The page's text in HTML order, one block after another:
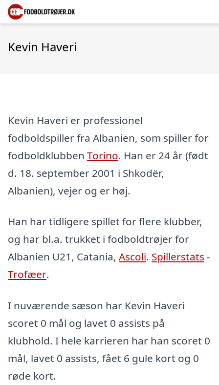
Kevin Haveri
Kevin Haveri er professionel
fodboldspiller fra Albanien, som spiller for
fodboldklubben Torino. Han er 24 år (født
d. 18. september 2001 i Shkodër,
Albanien), vejer og er høj.
Han har tidligere spillet for flere klubber,
og har bl.a. trukket i fodboldtrøjer for
Albanien U21, Catania, Ascoli. Spillerstats -
Trofæer.
I nuværende sæson har Kevin Haveri
scoret 0 mål og lavet 0 assists på
klubhold. I hele karrieren har han scoret 0
mål, lavet 0 assists, fået 6 gule kort og 0
røde kort.